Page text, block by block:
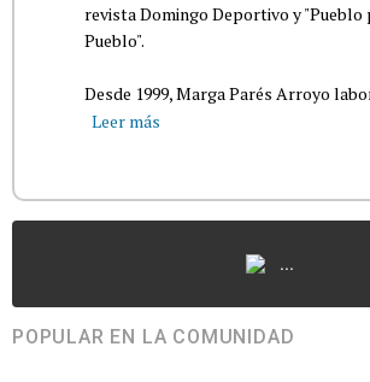
revista Domingo Deportivo y "Pueblo
Pueblo".
Desde 1999, Marga Parés Arroyo
Leer más
...
POPULAR EN LA COMUNIDAD